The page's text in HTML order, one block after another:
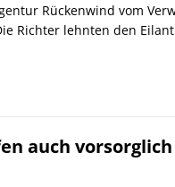
Rückenwind vom
Richter lehnten den
auch